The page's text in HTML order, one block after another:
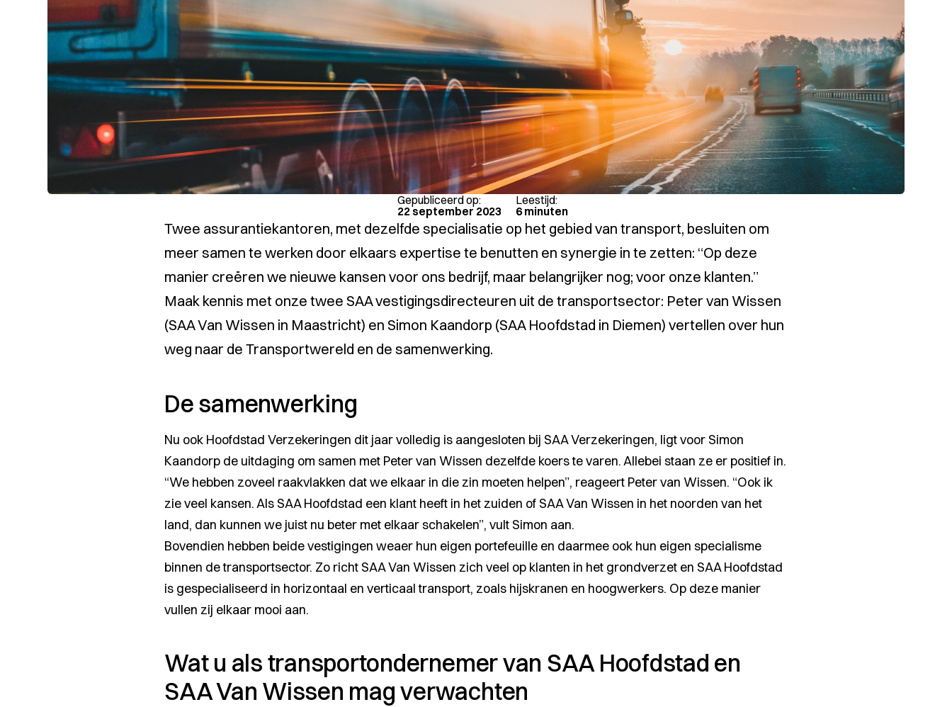
Gepubliceerd op:
22 september 2023
Leestijd:
6 minuten
Twee assurantiekantoren, met dezelfde specialisatie op het gebied van transport, besluiten om
meer samen te werken door elkaars expertise te benutten en synergie in te zetten: “Op deze
manier creëren we nieuwe kansen voor ons bedrijf, maar belangrijker nog; voor onze klanten.”
Maak kennis met onze twee SAA vestigingsdirecteuren uit de transportsector: Peter van Wissen
(SAA Van Wissen in Maastricht) en Simon Kaandorp (SAA Hoofdstad in Diemen) vertellen over hun
weg naar de Transportwereld en de samenwerking.
De samenwerking
Nu ook Hoofdstad Verzekeringen dit jaar volledig is aangesloten bij SAA Verzekeringen, ligt voor Simon
Kaandorp de uitdaging om samen met Peter van Wissen dezelfde koers te varen. Allebei staan ze er positief in.
“We hebben zoveel raakvlakken dat we elkaar in die zin moeten helpen”, reageert Peter van Wissen. “Ook ik
zie veel kansen. Als SAA Hoofdstad een klant heeft in het zuiden of SAA Van Wissen in het noorden van het
land, dan kunnen we juist nu beter met elkaar schakelen”, vult Simon aan.
Bovendien hebben beide vestigingen weaer hun eigen portefeuille en daarmee ook hun eigen specialisme
binnen de transportsector. Zo richt SAA Van Wissen zich veel op klanten in het grondverzet en SAA Hoofdstad
is gespecialiseerd in horizontaal en verticaal transport, zoals hijskranen en hoogwerkers. Op deze manier
vullen zij elkaar mooi aan.
Wat u als transportondernemer van SAA Hoofdstad en
SAA Van Wissen mag verwachten